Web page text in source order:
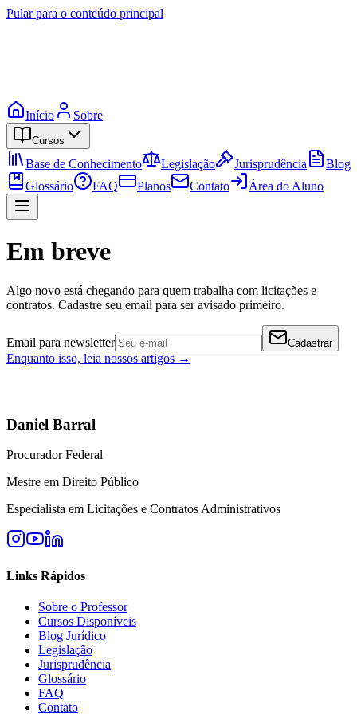
Pular para o conteúdo principal
Início Sobre
Cursos
Base de Conhecimento Legislação Jurisprudência
Blog
Glossário
FAQ Planos Contato Área do Aluno
Em breve
Algo novo está chegando para quem trabalha com licitações e
contratos. Cadastre seu email para ser avisado primeiro.
Email para newsletter Cadastrar
Enquanto isso, leia nossos artigos →
Daniel Barral
Procurador Federal
Mestre em Direito Público
Especialista em Licitações e Contratos Administrativos
Links Rápidos
Sobre o Professor
Cursos Disponíveis
Blog Jurídico
Legislação
Jurisprudência
Glossário
FAQ
Contato